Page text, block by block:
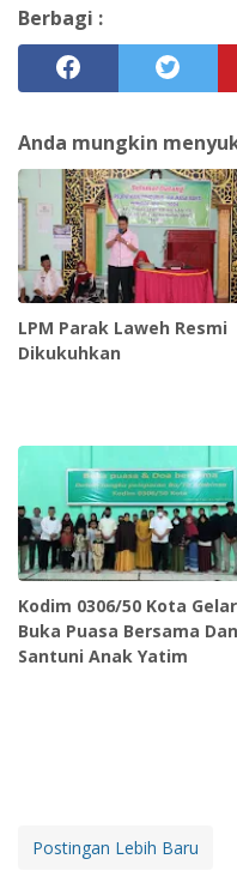
Berbagi :
Anda mungkin
LPM Parak Laweh Resmi
Dikukuhkan
Kodim 0306/50 Kota Gelar
Buka Puasa Bersama Dan
Santuni Anak Yatim
Postingan Lebih Baru